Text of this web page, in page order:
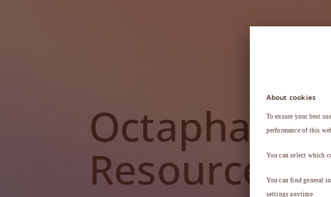
Octapharma
Resources